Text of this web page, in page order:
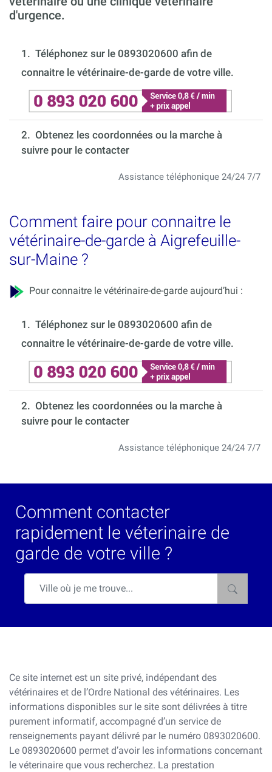
d'urgence.
1. Téléphonez sur le 0893020600 afin de
connaitre le vétérinaire-de-garde de votre ville.
2. Obtenez les coordonnées ou la marche à
suivre pour le contacter
Assistance téléphonique 24/24 7/7
Comment faire pour connaitre le
vétérinaire-de-garde à Aigrefeuille-
sur-Maine ?
Pour connaitre le vétérinaire-de-garde aujourd’hui :
1. Téléphonez sur le 0893020600 afin de
connaitre le vétérinaire-de-garde de votre ville.
2. Obtenez les coordonnées ou la marche à
suivre pour le contacter
Assistance téléphonique 24/24 7/7
Comment contacter
rapidement le véterinaire de
garde de votre ville ?
Ce site internet est un site privé, indépendant des
vétérinaires et de l’Ordre National des vétérinaires. Les
informations disponibles sur le site sont délivrées à titre
purement informatif, accompagné d’un service de
renseignements payant délivré par le numéro 0893020600.
Le 0893020600 permet d’avoir les informations concernant
le véterinaire que vous recherchez. La prestation